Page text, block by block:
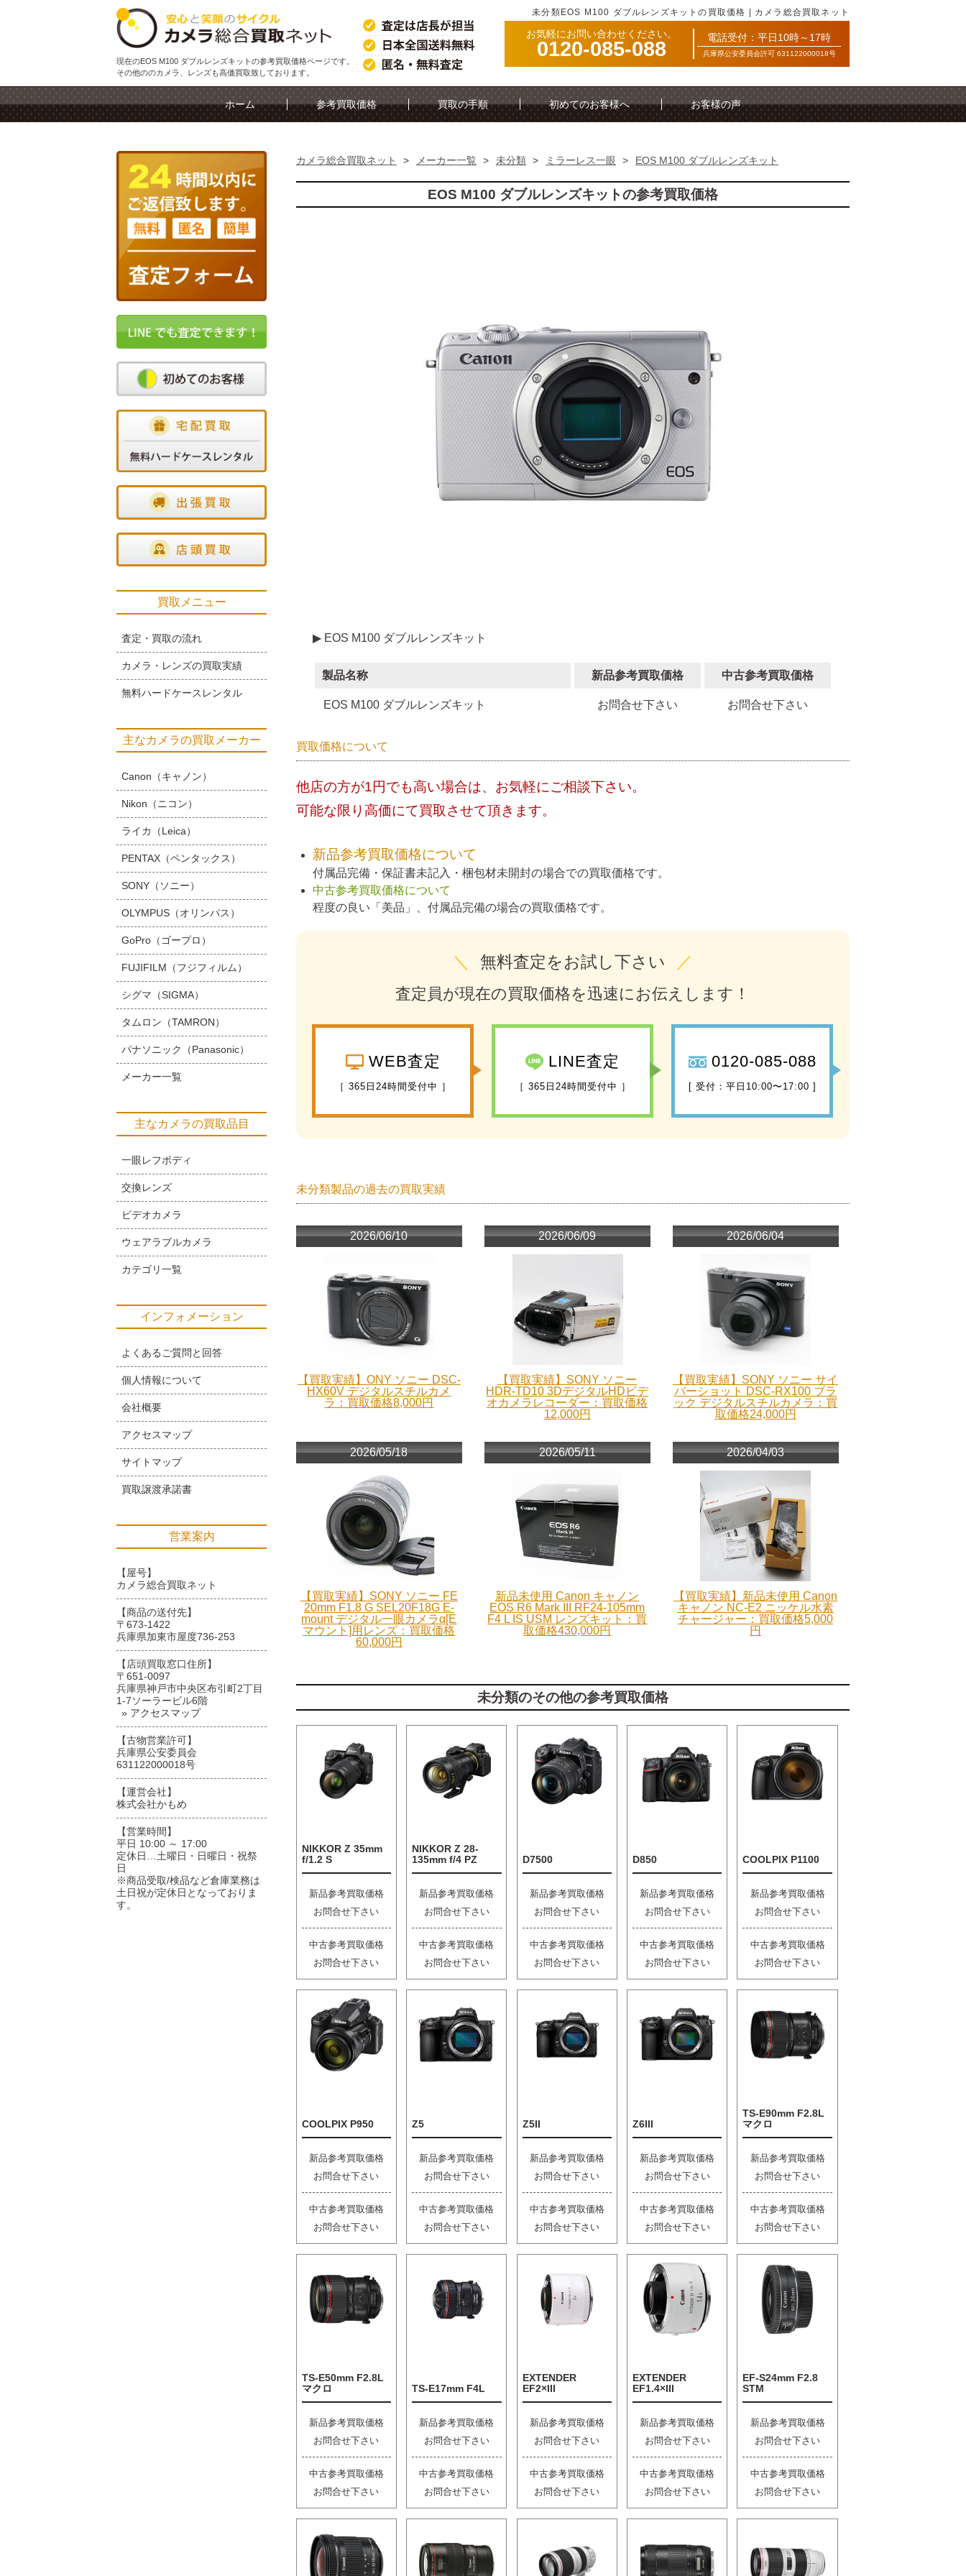
未分類EOS M100 ダブルレンズキットの買取価格 | カメラ総合買取ネット
現在のEOS M100 ダブルレンズキットの参考買取価格ページです。
その他ののカメラ、レンズも高価買取致しております。
お気軽にお問い合わせください。
0120-085-088 電話受付：平日10時～17時
兵庫県公安委員会許可 631122000018号
ホーム 参考買取価格 買取の手順 初めてのお客様へ お客様の声
カメラ総合買取ネット > メーカー一覧 > 未分類 > ミラーレス一眼 > EOS M100 ダブルレンズキット
EOS M100 ダブルレンズキットの参考買取価格
▶ EOS M100 ダブルレンズキット
製品名称 新品参考買取価格 中古参考買取価格
EOS M100 ダブルレンズキット お問合せ下さい お問合せ下さい
買取価格について
他店の方が1円でも高い場合は、お気軽にご相談下さい。
可能な限り高価にて買取させて頂きます。
新品参考買取価格について
付属品完備・保証書未記入・梱包材未開封の場合での買取価格です。
中古参考買取価格について
程度の良い「美品」、付属品完備の場合の買取価格です。
＼ 無料査定をお試し下さい ／
査定員が現在の買取価格を迅速にお伝えします！
WEB査定
［ 365日24時間受付中 ］
LINE査定
［ 365日24時間受付中 ］
0120-085-088
[ 受付：平日10:00〜17:00 ]
未分類製品の過去の買取実績
2026/06/10
【買取実績】ONY ソニー DSC-
HX60V デジタルスチルカメ
ラ：買取価格8,000円
2026/06/09
【買取実績】SONY ソニー
HDR-TD10 3DデジタルHDビデ
オカメラレコーダー：買取価格
12,000円
2026/06/04
【買取実績】SONY ソニー サイ
バーショット DSC-RX100 ブラ
ック デジタルスチルカメラ：買
取価格24,000円
2026/05/18
【買取実績】SONY ソニー FE
20mm F1.8 G SEL20F18G E-
mount デジタル一眼カメラα[E
マウント]用レンズ：買取価格
60,000円
2026/05/11
新品未使用 Canon キャノン
EOS R6 Mark III RF24-105mm
F4 L IS USM レンズキット：買
取価格430,000円
2026/04/03
【買取実績】新品未使用 Canon
キャノン NC-E2 ニッケル水素
チャージャー：買取価格5,000
円
未分類のその他の参考買取価格
NIKKOR Z 35mm
f/1.2 S
新品参考買取価格
お問合せ下さい
中古参考買取価格
お問合せ下さい
NIKKOR Z 28-
135mm f/4 PZ
新品参考買取価格
お問合せ下さい
中古参考買取価格
お問合せ下さい
D7500
新品参考買取価格
お問合せ下さい
中古参考買取価格
お問合せ下さい
D850
新品参考買取価格
お問合せ下さい
中古参考買取価格
お問合せ下さい
COOLPIX P1100
新品参考買取価格
お問合せ下さい
中古参考買取価格
お問合せ下さい
COOLPIX P950
新品参考買取価格
お問合せ下さい
中古参考買取価格
お問合せ下さい
Z5
新品参考買取価格
お問合せ下さい
中古参考買取価格
お問合せ下さい
Z5II
新品参考買取価格
お問合せ下さい
中古参考買取価格
お問合せ下さい
Z6III
新品参考買取価格
お問合せ下さい
中古参考買取価格
お問合せ下さい
TS-E90mm F2.8L
マクロ
新品参考買取価格
お問合せ下さい
中古参考買取価格
お問合せ下さい
TS-E50mm F2.8L
マクロ
新品参考買取価格
お問合せ下さい
中古参考買取価格
お問合せ下さい
TS-E17mm F4L
新品参考買取価格
お問合せ下さい
中古参考買取価格
お問合せ下さい
EXTENDER
EF2×III
新品参考買取価格
お問合せ下さい
中古参考買取価格
お問合せ下さい
EXTENDER
EF1.4×III
新品参考買取価格
お問合せ下さい
中古参考買取価格
お問合せ下さい
EF-S24mm F2.8
STM
新品参考買取価格
お問合せ下さい
中古参考買取価格
お問合せ下さい
買取メニュー
査定・買取の流れ
カメラ・レンズの買取実績
無料ハードケースレンタル
主なカメラの買取メーカー
Canon（キャノン）
Nikon（ニコン）
ライカ（Leica）
PENTAX（ペンタックス）
SONY（ソニー）
OLYMPUS（オリンパス）
GoPro（ゴープロ）
FUJIFILM（フジフィルム）
シグマ（SIGMA）
タムロン（TAMRON）
パナソニック（Panasonic）
メーカー一覧
主なカメラの買取品目
一眼レフボディ
交換レンズ
ビデオカメラ
ウェアラブルカメラ
カテゴリ一覧
インフォメーション
よくあるご質問と回答
個人情報について
会社概要
アクセスマップ
サイトマップ
買取譲渡承諾書
営業案内
【屋号】
カメラ総合買取ネット
【商品の送付先】
〒673-1422
兵庫県加東市屋度736-253
【店頭買取窓口住所】
〒651-0097
兵庫県神戸市中央区布引町2丁目
1-7ソーラービル6階
» アクセスマップ
【古物営業許可】
兵庫県公安委員会
631122000018号
【運営会社】
株式会社かもめ
【営業時間】
平日 10:00 ～ 17:00
定休日…土曜日・日曜日・祝祭
日
※商品受取/検品など倉庫業務は
土日祝が定休日となっておりま
す。